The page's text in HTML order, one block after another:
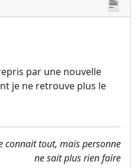
par une nouvelle
je ne retrouve plus le
connait tout, mais personne
ne sait plus rien faire